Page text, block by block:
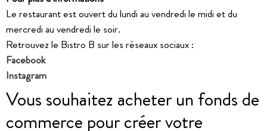
Le restaurant est ouvert du lundi au vendredi le midi et du
mercredi au vendredi le soir.
Retrouvez le Bistro B sur les réseaux sociaux :
Facebook
Instagram
Vous souhaitez acheter un fonds de
commerce pour créer votre